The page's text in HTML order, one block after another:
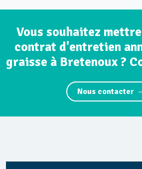
Vous souhaitez
contrat d'entretien
graisse à Bretenoux ?
Nous contacter